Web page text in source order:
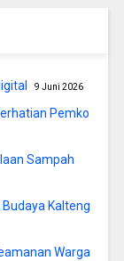
9 Juni 2026
Pemko
Sampah
Kalteng
Warga